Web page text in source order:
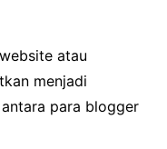
atau
menjadi
para blogger